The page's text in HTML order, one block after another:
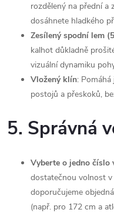
rozdělený na přední a
dosáhnete hladkého
Zesílený spodní lem
kalhot důkladně
vizuální dynamiku
Vložený klín:
postojů a přeskoků,
5. Správná
Vyberte o jedno číslo
dostatečnou volnost
doporučujeme
(např. pro 172 cm a